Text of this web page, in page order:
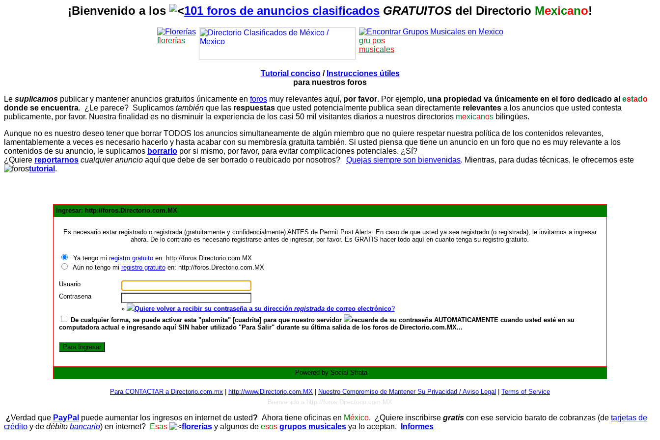
¡Bienvenido a los 101 foros de anuncios clasificados GRATUITOS del Directorio Mexicano!
florerías gru pos
musica es
Tutorial conciso/ Instrucciones útiles
para nuestros foros
Le suplicamos publicar y mantener anuncios gratuitos únicamente en foros muy relevantes aquí, por favor. Por ejemplo, una propiedad va únicamente en el foro dedicado al estado
donde se encuentra. ¿Le parece? Suplicamos también que las respuestas que usted potencialmente publica sean directamente relevantes a los anuncios que usted contesta
publicamente, por favor. Nuestra finalidad es no disminuir la experiencia de los casi 50 mil visitantes diarios a nuestros directorios mexicanos bilingües.
Aunque no es nuestro deseo tener que borrar TODOS los anuncios simultaneamente de algún miembro que no quiere respetar nuestra política de los contenidos relevantes,
lamentablemente a veces es necesario hacerlo y hasta acabar con su membresía gratuita también. Si usted piensa que tiene un anuncio en un foro que no es muy relevante a los
contenidos de su anuncio, le suplicamos borrarlo por si mismo, por favor, para evitar complicaciones potenciales. ¿Sí?
¿Quiere reportarnos cualquier anuncio aquí que debe de ser borrado o reubicado por nosotros? Quejas siempre son bienvenidas. Mientras, para dudas técnicas, le ofrecemos este
tutorial .
Ingresar: http://foros.Directorio.com.MX
Es necesario estar registrado o registrada (gratuitamente y confidencialmente) ANTES de Permit Post Alerts. En caso de que usted ya sea registrado (o registrada), le invitamos a ingresar
ahora. De lo contrario es necesario registrarse antes de ingresar, por favor. Es GRATIS hacer todo aquí en cuanto tenga su registro gratuito.
Ya tengo mi registro gratuitoen: http://foros.Directorio.com.MX
Aún no tengo mi registro gratuitoen: http://foros.Directorio.com.MX
Usuario
Contrasena
»
Quiere volver a recibir su contraseña a su dirección registradade correo electrónico?
De cualquier forma, se puede activar esta "palomita" [cuadrita] para que nuestro servidor
recuerde de su contraseña AUTOMATICAMENTE cuando usted esté en su
computadora actual e ingresando aquí SIN haber utilizado "Para Salir" durante su última salida de los foros de Directorio.com.MX...
Powered by Social Strata
Para CONTACTAR a Directorio.com.mx http://www.Directorio.com.MX Nuestro Compromiso de Mantener Su Privacidad / Aviso Legal
Terms of Service
Bienvenido a http://foros.Directorio.com.MX
¿Verdad que PayPal puede aumentar los ingresos en internet de usted? Ahora tiene oficinas en México. ¿Quiere inscribirse gratis con ese servicio barato de cobranzas (de tarjetas de
crédito y de débito bancario) en internet? Esas florerías y algunos de esos grupos musicales ya lo aceptan.
Informes